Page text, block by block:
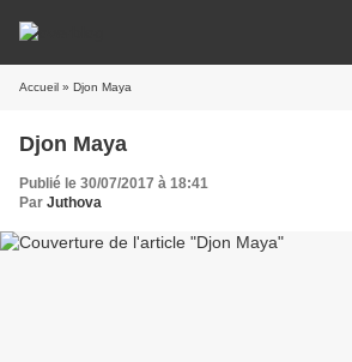
Accueil » Djon Maya
Djon Maya
Publié le 30/07/2017 à 18:41
Par Juthova